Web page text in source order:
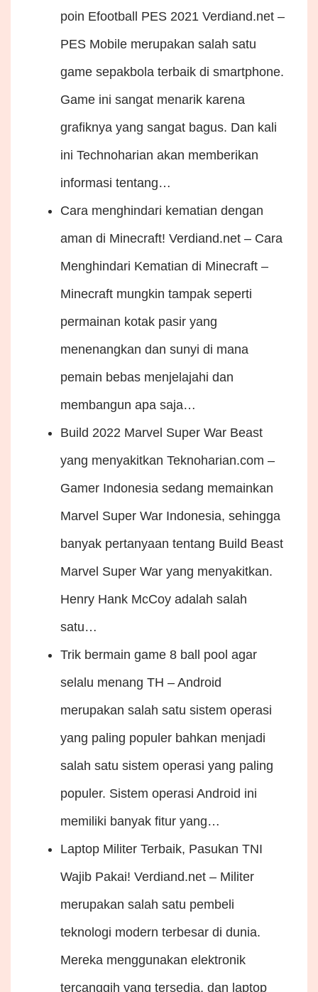
poin Efootball PES 2021 Verdiand.net –
PES Mobile merupakan salah satu
game sepakbola terbaik di smartphone.
Game ini sangat menarik karena
grafiknya yang sangat bagus. Dan kali
ini Technoharian akan memberikan
informasi tentang…
Cara menghindari kematian dengan
aman di Minecraft! Verdiand.net – Cara
Menghindari Kematian di Minecraft –
Minecraft mungkin tampak seperti
permainan kotak pasir yang
menenangkan dan sunyi di mana
pemain bebas menjelajahi dan
membangun apa saja…
Build 2022 Marvel Super War Beast
yang menyakitkan Teknoharian.com –
Gamer Indonesia sedang memainkan
Marvel Super War Indonesia, sehingga
banyak pertanyaan tentang Build Beast
Marvel Super War yang menyakitkan.
Henry Hank McCoy adalah salah
satu…
Trik bermain game 8 ball pool agar
selalu menang TH – Android
merupakan salah satu sistem operasi
yang paling populer bahkan menjadi
salah satu sistem operasi yang paling
populer. Sistem operasi Android ini
memiliki banyak fitur yang…
Laptop Militer Terbaik, Pasukan TNI
Wajib Pakai! Verdiand.net – Militer
merupakan salah satu pembeli
teknologi modern terbesar di dunia.
Mereka menggunakan elektronik
tercanggih yang tersedia, dan laptop